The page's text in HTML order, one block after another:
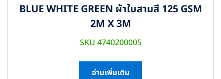
BLUE WHITE GREEN ผ้าใบสามสี 125 GSM
2M X 3M
SKU 4740200005
อ่านเพิ่มเติม